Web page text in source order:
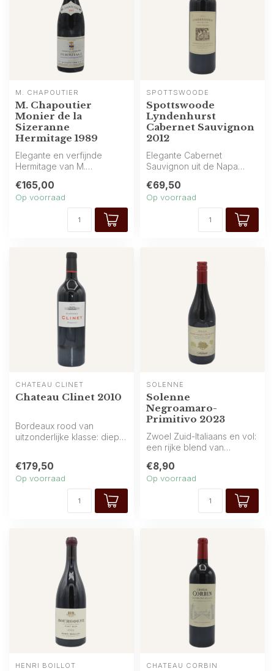
M. CHAPOUTIER
M. Chapoutier
Monier de la
Sizeranne
Hermitage 1989
Elegante en verfijnde
Hermitage van M.
rood en zwart fru...
€165,00
Op voorraad
SPOTTSWOODE
Spottswoode
Lyndenhurst
Cabernet Sauvignon
2012
Elegante Cabernet
Sauvignon uit de Napa
Spottswoode Estate...
€69,50
Op voorraad
CHÂTEAU CLINET
Chateau Clinet 2010
Bordeaux rood van
uitzonderlijke klasse: diepe
€179,50
Op voorraad
SOLENNE
Solenne
Negroamaro-
Primitivo 2023
Zwoel Zuid-Italiaans en vol:
een rijke blend van
met rij...
€8,90
Op voorraad
HENRI BOILLOT CHÂTEAU CORBIN